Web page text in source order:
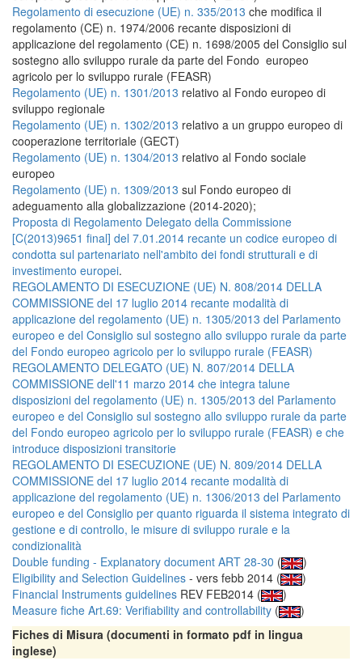
Regolamento di esecuzione (UE) n. 335/2013 che modifica il
regolamento (CE) n. 1974/2006 recante disposizioni di
applicazione del regolamento (CE) n. 1698/2005 del Consiglio sul
sostegno allo sviluppo rurale da parte del Fondo europeo
agricolo per lo sviluppo rurale (FEASR)
Regolamento (UE) n. 1301/2013 relativo al Fondo europeo di
sviluppo regionale
Regolamento (UE) n. 1302/2013 relativo a un gruppo europeo di
cooperazione territoriale (GECT)
Regolamento (UE) n. 1304/2013 relativo al Fondo sociale
europeo
Regolamento (UE) n. 1309/2013 sul Fondo europeo di
adeguamento alla globalizzazione (2014-2020);
Proposta di Regolamento Delegato della Commissione
[C(2013)9651 final] del 7.01.2014 recante un codice europeo di
condotta sul partenariato nell'ambito dei fondi strutturali e di
investimento europei.
REGOLAMENTO DI ESECUZIONE (UE) N. 808/2014 DELLA
COMMISSIONE del 17 luglio 2014 recante modalità di
applicazione del regolamento (UE) n. 1305/2013 del Parlamento
europeo e del Consiglio sul sostegno allo sviluppo rurale da parte
del Fondo europeo agricolo per lo sviluppo rurale (FEASR)
REGOLAMENTO DELEGATO (UE) N. 807/2014 DELLA
COMMISSIONE dell'11 marzo 2014 che integra talune
disposizioni del regolamento (UE) n. 1305/2013 del Parlamento
europeo e del Consiglio sul sostegno allo sviluppo rurale da parte
del Fondo europeo agricolo per lo sviluppo rurale (FEASR) e che
introduce disposizioni transitorie
REGOLAMENTO DI ESECUZIONE (UE) N. 809/2014 DELLA
COMMISSIONE del 17 luglio 2014 recante modalità di
applicazione del regolamento (UE) n. 1306/2013 del Parlamento
europeo e del Consiglio per quanto riguarda il sistema integrato di
gestione e di controllo, le misure di sviluppo rurale e la
condizionalità
Double funding - Explanatory document ART 28-30 (
)
Eligibility and Selection Guidelines - vers febb 2014 (
)
Financial Instruments guidelines REV FEB2014 (
)
Measure fiche Art.69: Verifiability and controllability (
)
Fiches di Misura (documenti in formato pdf in lingua
inglese)